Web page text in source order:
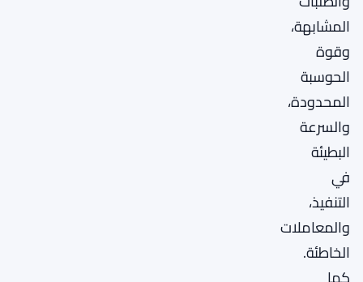
المشابهة،
وقوة
الحوسبة
المحدودة،
والسرعة
البطيئة
في
التنفيذ،
والمعاملات
الخاطئة.